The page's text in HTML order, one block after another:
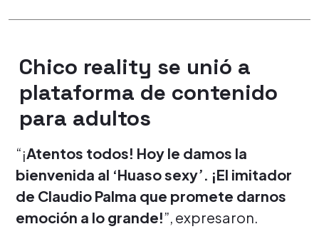
Chico reality se unió a
plataforma de contenido
para adultos
“¡Atentos todos! Hoy le damos la
bienvenida al ‘Huaso sexy’. ¡El imitador
de Claudio Palma que promete darnos
emoción a lo grande!”, expresaron.